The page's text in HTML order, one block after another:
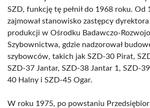
SZD, funkcję tę pełnił do 1968 roku. Od
zajmował stanowisko zastępcy
produkcji w Ośrodku Badawczo-
Szybownictwa, gdzie nadzorował
szybowców, takich jak SZD-30 Pirat,
SZD-37 Jantar, SZD-38 Jantar 1, SZD-
40 Halny i SZD-45 Ogar.
W roku 1975, po powstaniu